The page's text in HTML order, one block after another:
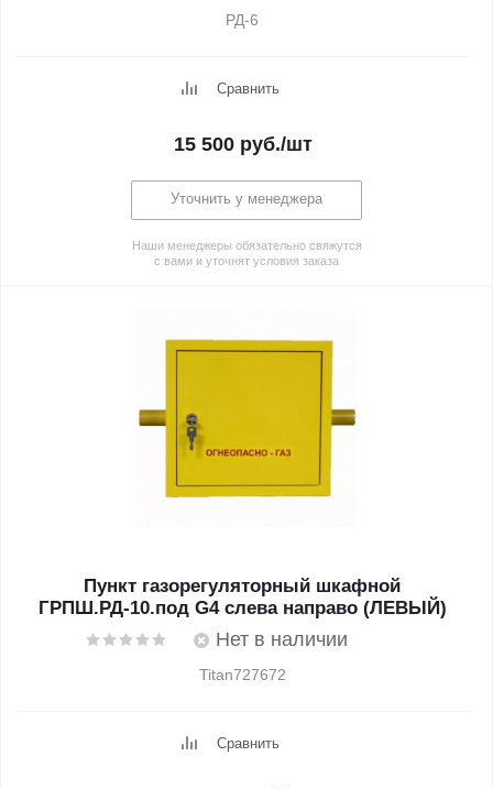
РД-6
Сравнить
15 500руб./шт
Уточнить у менеджера
Наши менеджеры обязательно свяжутся
с вами и уточнят условия заказа
Пункт газорегуляторный шкафной
ГРПШ.РД-10.под G4 слева направо (ЛЕВЫЙ)
Нет в наличии
Titan727672
Сравнить